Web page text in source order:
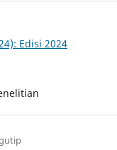
Edisi 2024